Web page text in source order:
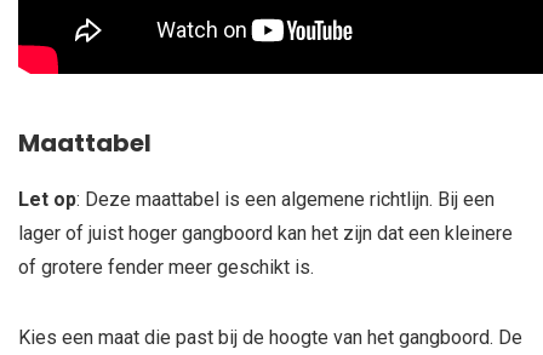
Maattabel
Let op: Deze maattabel is een algemene richtlijn. Bij een
lager of juist hoger gangboord kan het zijn dat een kleinere
of grotere fender meer geschikt is.
Kies een maat die past bij de hoogte van het gangboord. De